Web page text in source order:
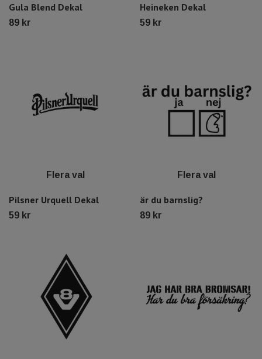
Gula Blend Dekal
89 kr
Heineken Dekal
59 kr
Flera val
Pilsner Urquell Dekal
59 kr
Flera val
är du barnslig?
89 kr